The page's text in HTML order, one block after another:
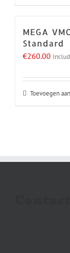
MEGA
Standard
€260.00
Toevoegen